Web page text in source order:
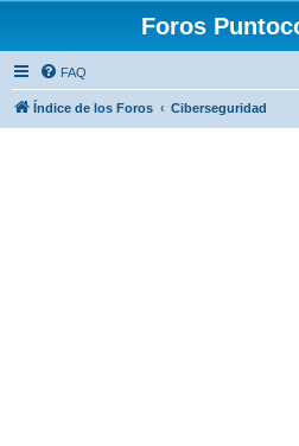
Foros
FAQ
Índice de los Foros Ciberseguridad